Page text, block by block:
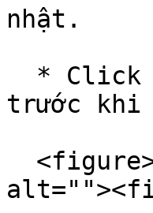
nhật.
trước khi